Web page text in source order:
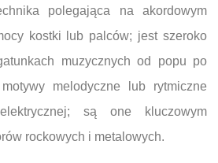
polegająca na akordowym
kostki lub palców; jest szeroko
muzycznych od popu po
melodyczne lub rytmiczne
są one kluczowym
rockowych i metalowych.